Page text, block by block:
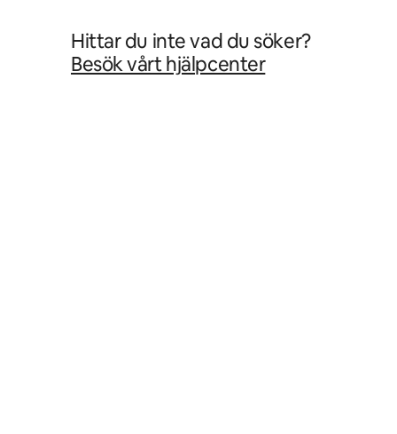
Hittar du inte vad du söker?
Besök vårt hjälpcenter